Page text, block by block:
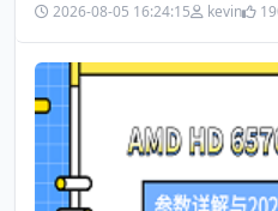
2026-08-05 16:24:15 kevin